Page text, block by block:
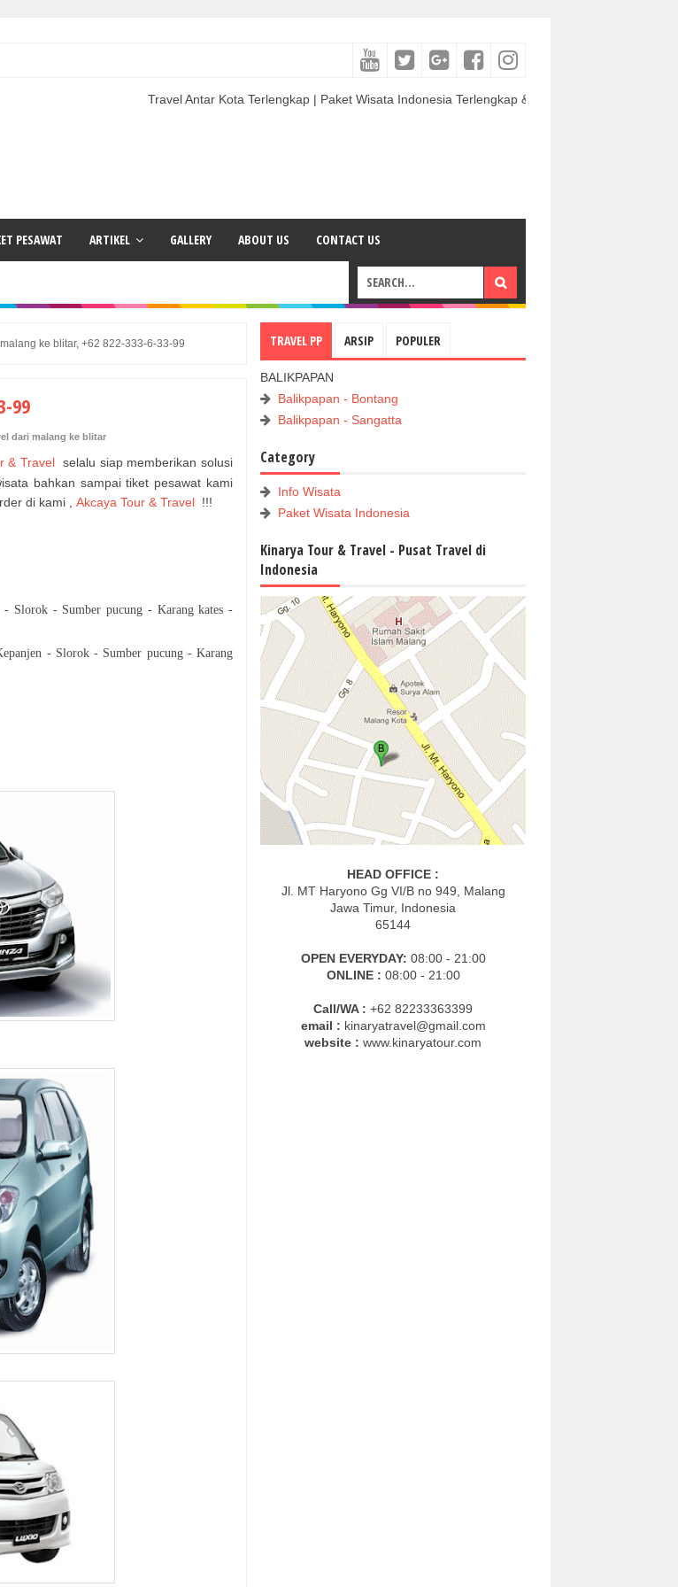
Travel Antar Kota Terlengkap | Paket Wisata Indonesia Terlengkap & Termurah | Sewa Mobil termurah &
PESAWAT ARTIKEL GALLERY ABOUT US CONTACT US
ke blitar, +62 822-333-6-33-99
99
dari malang ke blitar
& Travel selalu siap memberikan solusi
bahkan sampai tiket pesawat kami
di kami , Akcaya Tour & Travel !!!
Slorok - Sumber pucung - Karang kates -
- Slorok - Sumber pucung - Karang
TRAVEL PP ARSIP POPULER
BALIKPAPAN
Balikpapan - Bontang
Balikpapan - Sangatta
Category
Info Wisata
Paket Wisata Indonesia
Kinarya Tour & Travel - Pusat Travel di
Indonesia
HEAD OFFICE :
Jl. MT Haryono Gg VI/B no 949, Malang
Jawa Timur, Indonesia
65144
OPEN EVERYDAY: 08:00 - 21:00
ONLINE : 08:00 - 21:00
Call/WA : +62 82233363399
email : kinaryatravel@gmail.com
website : www.kinaryatour.com